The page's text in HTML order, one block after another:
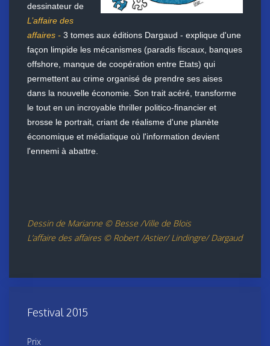
dessinateur de
L’affaire des
affaires - 3 tomes aux éditions Dargaud - explique d'une
façon limpide les mécanismes (paradis fiscaux, banques
offshore, manque de coopération entre Etats) qui
permettent au crime organisé de prendre ses aises
dans la nouvelle économie. Son trait acéré, transforme
le tout en un incroyable thriller politico-financier et
brosse le portrait, criant de réalisme d'une planète
économique et médiatique où l'information devient
l'ennemi à abattre.
Dessin de Marianne © Besse /Ville de Blois
L’affaire des affaires © Robert /Astier/ Lindingre/ Dargaud
Festival 2015
Prix